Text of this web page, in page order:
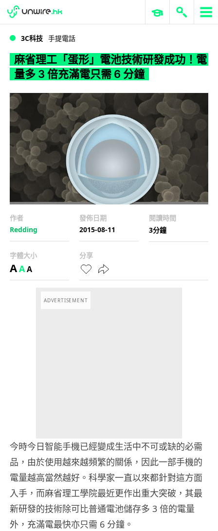
WWDC 2026 ERP 與商業 AI
3C科技 手提電話
麻省理工「蛋形」電池技術研發成功！電
量多 3 倍充滿電只需 6 分鐘
作者
Redding
發佈日期
2015-08-11
閱讀時間
3分鐘
字體大小
AAA
分享
ADVERTISEMENT
今時今日智能手機已經變成生活中不可或缺的必需
品，由於使用越來越頻繁的關係，因此一部手機的
電量越高當然越好。科學家一直以來都針對這方面
入手，而麻省理工學院最近更作出重大突破，其最
新研發的技術除可比普通電池儲存多 3 倍的電量
外，充滿電最快亦只需 6 分鐘。